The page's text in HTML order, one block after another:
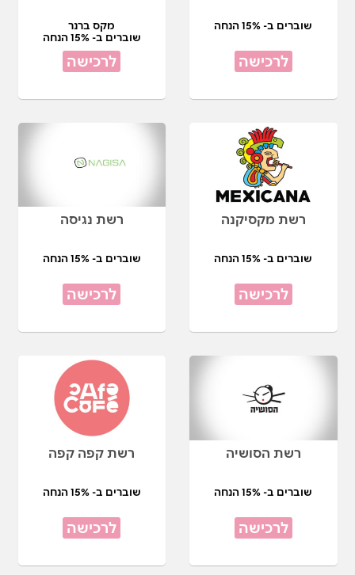
שוברים ב- 15% הנחה
לרכישה
מקס ברנר
שוברים ב- 15% הנחה
לרכישה
רשת מקסיקנה
שוברים ב- 15% הנחה
לרכישה
רשת נגיסה
שוברים ב- 15% הנחה
לרכישה
רשת הסושיה
שוברים ב- 15% הנחה
לרכישה
רשת קפה קפה
שוברים ב- 15% הנחה
לרכישה